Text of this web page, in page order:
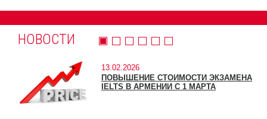
НОВОСТИ
13.02.2026
ПОВЫШЕНИЕ СТОИМОСТИ ЭКЗАМЕНА
IELTS В АРМЕНИИ С 1 МАРТА